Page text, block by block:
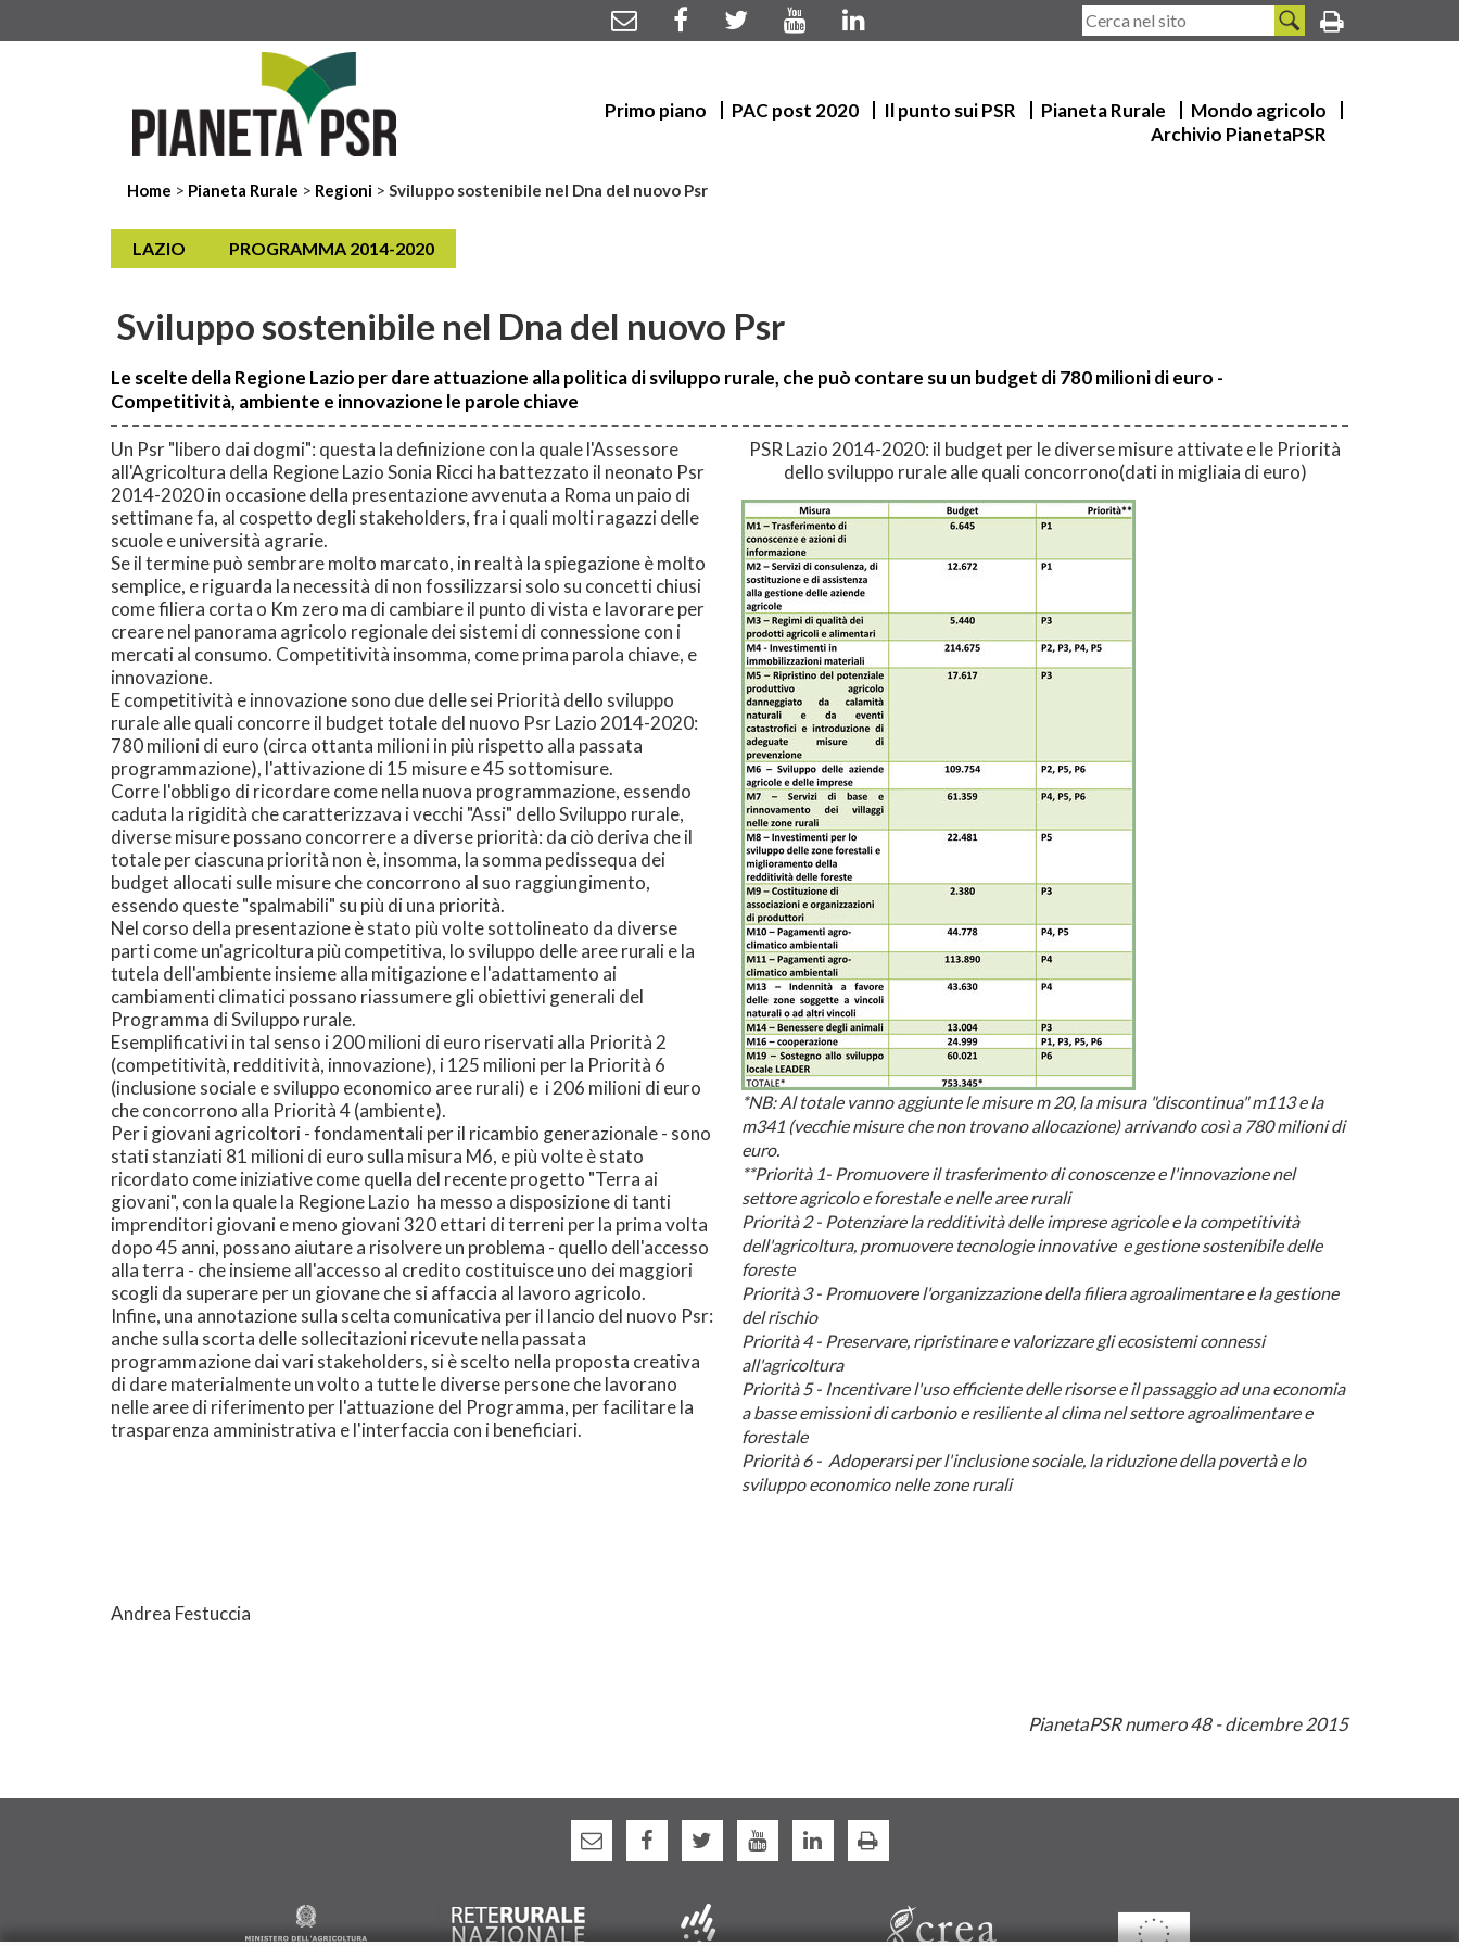
Primo piano PAC post 2020 Il punto sui PSR Pianeta Rurale
Mondo agricolo
Archivio PianetaPSR
Home > Pianeta Rurale > Regioni > Sviluppo sostenibile nel Dna del nuovo Psr
LAZIO PROGRAMMA 2014-2020
Sviluppo sostenibile nel Dna del nuovo Psr
Le scelte della Regione Lazio per dare attuazione alla politica di sviluppo rurale, che può contare su un budget di 780 milioni di euro -
Competitività, ambiente e innovazione le parole chiave
Un Psr "libero dai dogmi": questa la definizione con la quale l'Assessore
all'Agricoltura della Regione Lazio Sonia Ricci ha battezzato il neonato Psr
2014-2020 in occasione della presentazione avvenuta a Roma un paio di
settimane fa, al cospetto degli stakeholders, fra i quali molti ragazzi delle
scuole e università agrarie.
Se il termine può sembrare molto marcato, in realtà la spiegazione è molto
semplice, e riguarda la necessità di non fossilizzarsi solo su concetti chiusi
come filiera corta o Km zero ma di cambiare il punto di vista e lavorare per
creare nel panorama agricolo regionale dei sistemi di connessione con i
mercati al consumo. Competitività insomma, come prima parola chiave, e
innovazione.
E competitività e innovazione sono due delle sei Priorità dello sviluppo
rurale alle quali concorre il budget totale del nuovo Psr Lazio 2014-2020:
780 milioni di euro (circa ottanta milioni in più rispetto alla passata
programmazione), l'attivazione di 15 misure e 45 sottomisure.
Corre l'obbligo di ricordare come nella nuova programmazione, essendo
caduta la rigidità che caratterizzava i vecchi "Assi" dello Sviluppo rurale,
diverse misure possano concorrere a diverse priorità: da ciò deriva che il
totale per ciascuna priorità non è, insomma, la somma pedissequa dei
budget allocati sulle misure che concorrono al suo raggiungimento,
essendo queste "spalmabili" su più di una priorità.
Nel corso della presentazione è stato più volte sottolineato da diverse
parti come un'agricoltura più competitiva, lo sviluppo delle aree rurali e la
tutela dell'ambiente insieme alla mitigazione e l'adattamento ai
cambiamenti climatici possano riassumere gli obiettivi generali del
Programma di Sviluppo rurale.
Esemplificativi in tal senso i 200 milioni di euro riservati alla Priorità 2
(competitività, redditività, innovazione), i 125 milioni per la Priorità 6
(inclusione sociale e sviluppo economico aree rurali) e i 206 milioni di euro
che concorrono alla Priorità 4 (ambiente).
Per i giovani agricoltori - fondamentali per il ricambio generazionale - sono
stati stanziati 81 milioni di euro sulla misura M6, e più volte è stato
ricordato come iniziative come quella del recente progetto "Terra ai
giovani", con la quale la Regione Lazio ha messo a disposizione di tanti
imprenditori giovani e meno giovani 320 ettari di terreni per la prima volta
dopo 45 anni, possano aiutare a risolvere un problema - quello dell'accesso
alla terra - che insieme all'accesso al credito costituisce uno dei maggiori
scogli da superare per un giovane che si affaccia al lavoro agricolo.
Infine, una annotazione sulla scelta comunicativa per il lancio del nuovo Psr:
anche sulla scorta delle sollecitazioni ricevute nella passata
programmazione dai vari stakeholders, si è scelto nella proposta creativa
di dare materialmente un volto a tutte le diverse persone che lavorano
nelle aree di riferimento per l'attuazione del Programma, per facilitare la
trasparenza amministrativa e l'interfaccia con i beneficiari.
PSR Lazio 2014-2020: il budget per le diverse misure attivate e le Priorità
dello sviluppo rurale alle quali concorrono(dati in migliaia di euro)
*NB: Al totale vanno aggiunte le misure m 20, la misura "discontinua" m113 e la
m341 (vecchie misure che non trovano allocazione) arrivando così a 780 milioni di
euro.
**Priorità 1- Promuovere il trasferimento di conoscenze e l'innovazione nel
settore agricolo e forestale e nelle aree rurali
Priorità 2 - Potenziare la redditività delle imprese agricole e la competitività
dell'agricoltura, promuovere tecnologie innovative e gestione sostenibile delle
foreste
Priorità 3 - Promuovere l'organizzazione della filiera agroalimentare e la gestione
del rischio
Priorità 4 - Preservare, ripristinare e valorizzare gli ecosistemi connessi
all'agricoltura
Priorità 5 - Incentivare l'uso efficiente delle risorse e il passaggio ad una economia
a basse emissioni di carbonio e resiliente al clima nel settore agroalimentare e
forestale
Priorità 6 - Adoperarsi per l'inclusione sociale, la riduzione della povertà e lo
sviluppo economico nelle zone rurali
Andrea Festuccia
PianetaPSR numero 48 -dicembre2015